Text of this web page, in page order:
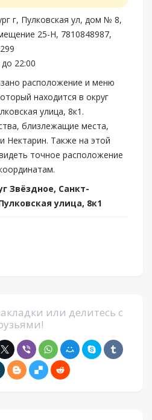
г, Пулковская ул, дом № 8,
25-Н, 7810848987,
22:00
расположение и меню
находится в округ
улица, 8к1.
близлежащие места,
Нектарин. Также на этой
точное расположение
Звёздное, Санкт-
улица, 8к1
или делитесь с